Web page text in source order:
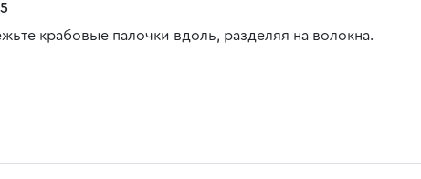
крабовые палочки вдоль, разделяя на волокна.